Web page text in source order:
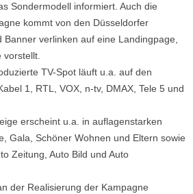
Sondermodell informiert. Auch die
kommt von den Düsseldorfer
verlinken auf eine Landingpage,
TV-Spot läuft u.a. auf den
1, RTL, VOX, n-tv, DMAX, Tele 5 und
erscheint u.a. in auflagenstarken
Gala, Schöner Wohnen und Eltern sowie
Zeitung, Auto Bild und Auto
der Realisierung der Kampagne